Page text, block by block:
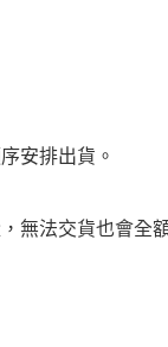
安排出貨。
無法交貨也會全